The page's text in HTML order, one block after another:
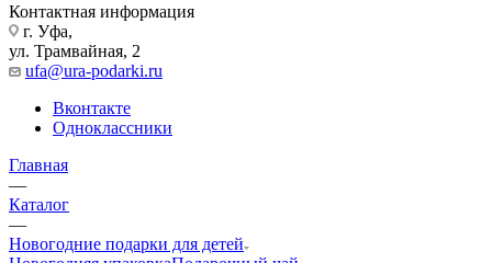
Контактная информация
г. Уфа,
ул. Трамвайная, 2
ufa@ura-podarki.ru
Вконтакте
Одноклассники
Главная
—
Каталог
—
Новогодние подарки для детей